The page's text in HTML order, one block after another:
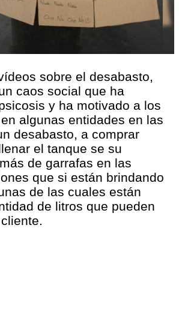
sobre el desabasto,
caos social que ha
y ha motivado a los
algunas entidades en las
desabasto, a comprar
el tanque se su
de garrafas en las
que si están brindando
de las cuales están
de litros que pueden